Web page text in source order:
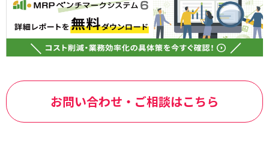
お問い合わせ・ご相談はこちら